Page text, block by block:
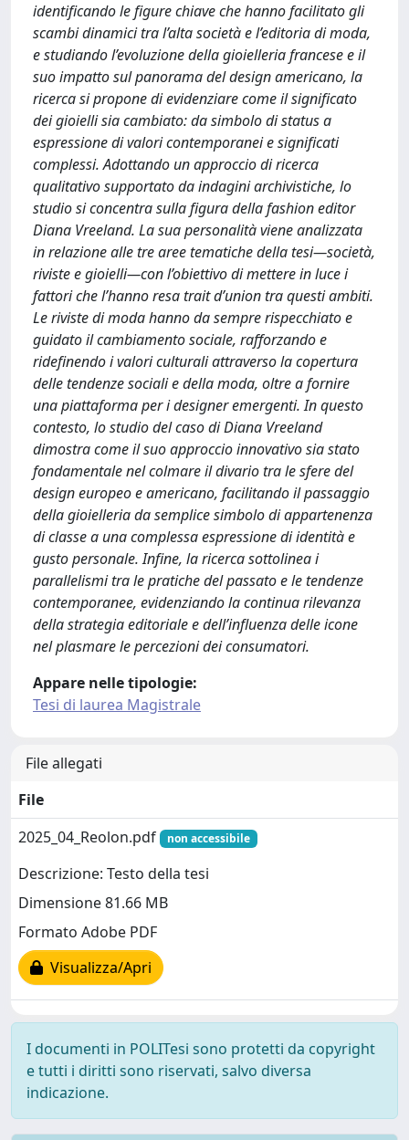
identificando le figure chiave che hanno facilitato gli
scambi dinamici tra l’alta società e l’editoria di moda,
e studiando l’evoluzione della gioielleria francese e il
suo impatto sul panorama del design americano, la
ricerca si propone di evidenziare come il significato
dei gioielli sia cambiato: da simbolo di status a
espressione di valori contemporanei e significati
complessi. Adottando un approccio di ricerca
qualitativo supportato da indagini archivistiche, lo
studio si concentra sulla figura della fashion editor
Diana Vreeland. La sua personalità viene analizzata
in relazione alle tre aree tematiche della tesi—società,
riviste e gioielli—con l’obiettivo di mettere in luce i
fattori che l’hanno resa trait d’union tra questi ambiti.
Le riviste di moda hanno da sempre rispecchiato e
guidato il cambiamento sociale, rafforzando e
ridefinendo i valori culturali attraverso la copertura
delle tendenze sociali e della moda, oltre a fornire
una piattaforma per i designer emergenti. In questo
contesto, lo studio del caso di Diana Vreeland
dimostra come il suo approccio innovativo sia stato
fondamentale nel colmare il divario tra le sfere del
design europeo e americano, facilitando il passaggio
della gioielleria da semplice simbolo di appartenenza
di classe a una complessa espressione di identità e
gusto personale. Infine, la ricerca sottolinea i
parallelismi tra le pratiche del passato e le tendenze
contemporanee, evidenziando la continua rilevanza
della strategia editoriale e dell’influenza delle icone
nel plasmare le percezioni dei consumatori.
Appare nelle tipologie:
Tesi di laurea Magistrale
File allegati
File
2025_04_Reolon.pdf
non accessibile
Descrizione: Testo della tesi
Dimensione 81.66 MB
Formato Adobe PDF
Visualizza/Apri
I documenti in POLITesi sono protetti da copyright
e tutti i diritti sono riservati, salvo diversa
indicazione.